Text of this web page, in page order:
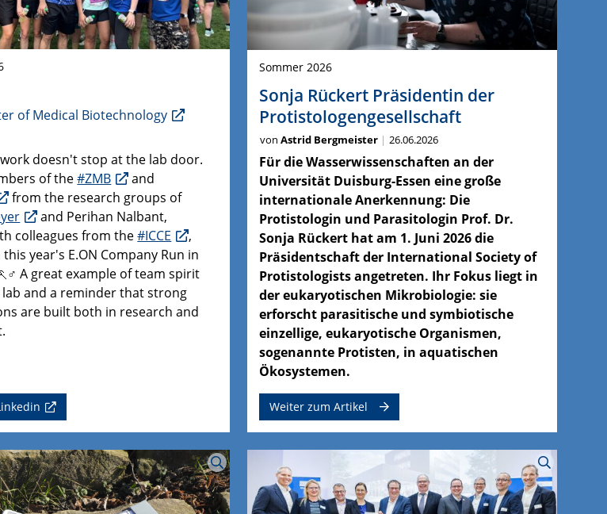
of Medical Biotechnology
doesn't stop at the lab door.
of the#ZMB
and
from the research groups of
and Perihan Nalbant,
colleagues from the#ICCE
,
year's E.ON Company Run in
A great example of team spirit
and a reminder that strong
are built both in research and
Sommer 2026
Sonja Rückert Präsidentin der
Protistologengesellschaft
von Astrid Bergmeister 26.06.2026
Für die Wasserwissenschaften an der
Universität Duisburg-Essen eine große
internationale Anerkennung: Die
Protistologin und Parasitologin Prof. Dr.
Sonja Rückert hat am 1. Juni 2026 die
Präsidentschaft der International Society of
Protistologists angetreten. Ihr Fokus liegt in
der eukaryotischen Mikrobiologie: sie
erforscht parasitische und symbiotische
einzellige, eukaryotische Organismen,
sogenannte Protisten, in aquatischen
Ökosystemen.
Weiter zum Artikel